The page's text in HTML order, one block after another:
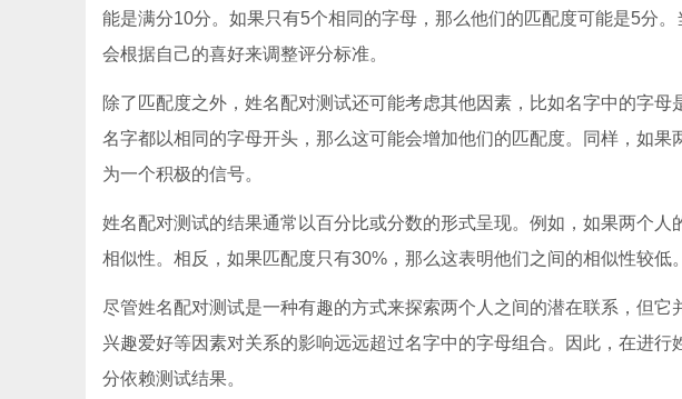
能是满分10分。如果只有5个相同的字母，那么他们的匹配度可能是5分
会根据自己的喜好来调整评分标准。
除了匹配度之外，姓名配对测试还可能考虑其他因素，比如名字中的字
名字都以相同的字母开头，那么这可能会增加他们的匹配度。同样，如
为一个积极的信号。
姓名配对测试的结果通常以百分比或分数的形式呈现。例如，如果两个
相似性。相反，如果匹配度只有30%，那么这表明他们之间的相似性较低。
尽管姓名配对测试是一种有趣的方式来探索两个人之间的潜在联系，但它
兴趣爱好等因素对关系的影响远远超过名字中的字母组合。因此，在进
分依赖测试结果。